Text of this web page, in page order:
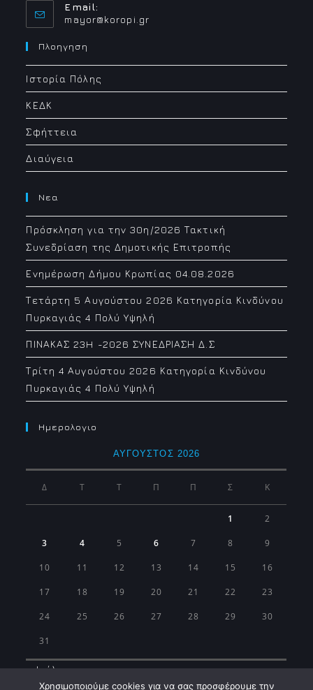
Email:
mayor@koropi.grOpens
Πλοηγηση
Ιστορία Πόλης
ΚΕΔΚ
Σφήττεια
Διαύγεια
Νεα
Πρόσκληση για την 30η/2026 Τακτική
Συνεδρίαση της Δημοτικής Επιτροπής
Ενημέρωση Δήμου Κρωπίας 04.08.2026
Τετάρτη 5 Αυγούστου 2026 Κατηγορία Κινδύνου
Πυρκαγιάς 4 Πολύ Υψηλή
ΠΙΝΑΚΑΣ 23H -2026 ΣΥΝΕΔΡΙΑΣΗ Δ.Σ
Τρίτη 4 Αυγούστου 2026 Κατηγορία Κινδύνου
Πυρκαγιάς 4 Πολύ Υψηλή
Ημερολογιο
ΑΎΓΟΥΣΤΟΣ 2026
Δ Τ Τ Π Π Σ Κ
1 2
3 4 5 6 7 8 9
10 11 12 13 14 15 16
17 18 19 20 21 22 23
24 25 26 27 28 29 30
31
« Ιούλ
Χρησιμοποιούμε cookies για να σας προσφέρουμε την